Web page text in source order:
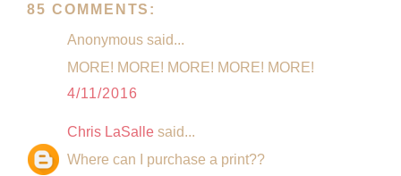
85 COMMENTS:
Anonymous said...
MORE! MORE! MORE! MORE! MORE!
4/11/2016
Chris LaSalle said...
Where can I purchase a print??